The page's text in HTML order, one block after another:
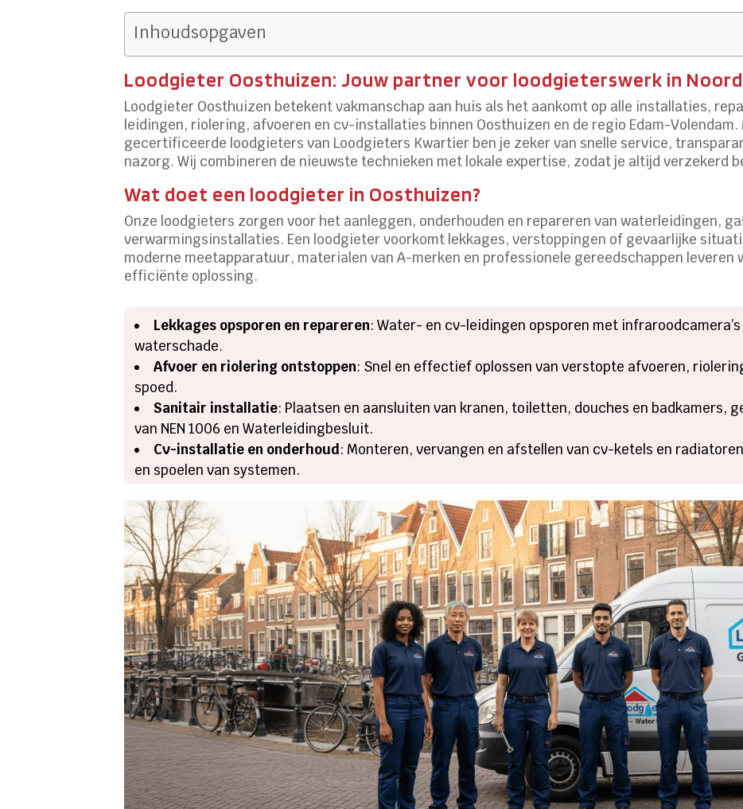
Inhoudsopgaven
Loodgieter Oosthuizen: Jouw partner voor loodgieterswerk in
Loodgieter Oosthuizen betekent vakmanschap aan huis als het aankomt op alle installaties,
leidingen, riolering, afvoeren en cv-installaties binnen Oosthuizen en de regio Edam-Volendam.
gecertificeerde loodgieters van Loodgieters Kwartier ben je zeker van snelle service,
nazorg. Wij combineren de nieuwste technieken met lokale expertise, zodat je altijd verzekerd
Wat doet een loodgieter in Oosthuizen?
Onze loodgieters zorgen voor het aanleggen, onderhouden en repareren van waterleidingen,
verwarmingsinstallaties. Een loodgieter voorkomt lekkages, verstoppingen of gevaarlijke
moderne meetapparatuur, materialen van A-merken en professionele gereedschappen leveren
efficiënte oplossing.
Lekkages opsporen en repareren: Water- en cv-leidingen opsporen met
waterschade.
Afvoer en riolering ontstoppen: Snel en effectief oplossen van verstopte afvoeren,
spoed.
Sanitair installatie: Plaatsen en aansluiten van kranen, toiletten, douches en badkamers,
van NEN 1006 en Waterleidingbesluit.
Cv-installatie en onderhoud: Monteren, vervangen en afstellen van cv-ketels en
en spoelen van systemen.